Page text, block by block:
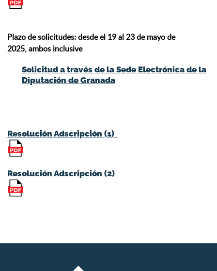
Plazo de solicitudes: desde el 19 al 23 de mayo de
2025, ambos inclusive
Solicitud a través de la Sede Electrónica de la
Diputación de Granada
Resolución Adscripción (1)
Resolución Adscripción (2)